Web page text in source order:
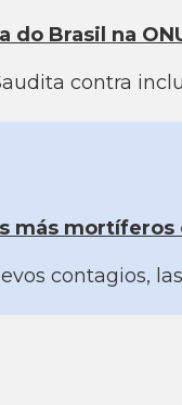
do Brasil na
contra
más
contagios,